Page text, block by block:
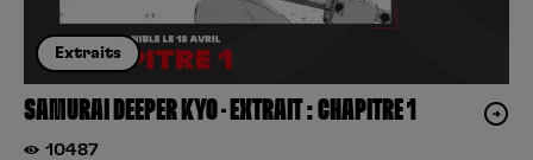
Extraits
SAMURAI DEEPER KYO – EXTRAIT : CHAPITRE 1
10487